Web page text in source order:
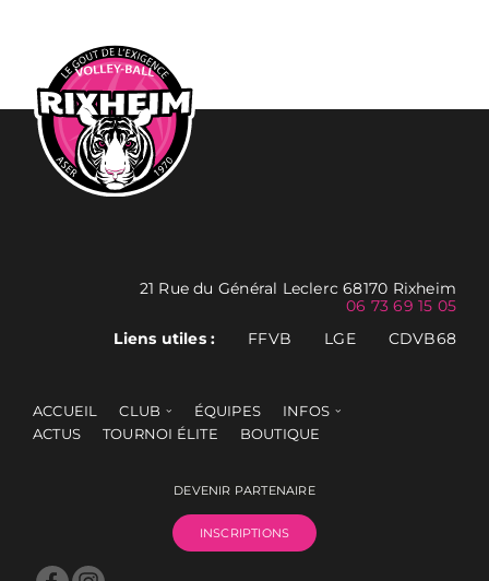
21 Rue du Général Leclerc 68170 Rixheim
06 73 69 15 05
Liens utiles :
FFVB LGE CDVB68
ACCUEIL CLUB ÉQUIPES
INFOS
ACTUS
TOURNOI ÉLITE BOUTIQUE
DEVENIR PARTENAIRE
INSCRIPTIONS